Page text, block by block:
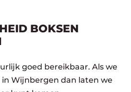
BOKSEN
goed bereikbaar. Als we
Wijnbergen dan laten we